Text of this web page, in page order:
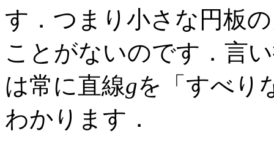
す．つまり小さな円板
ことがないのです．言
は常に直線gを「すべり
わかります．